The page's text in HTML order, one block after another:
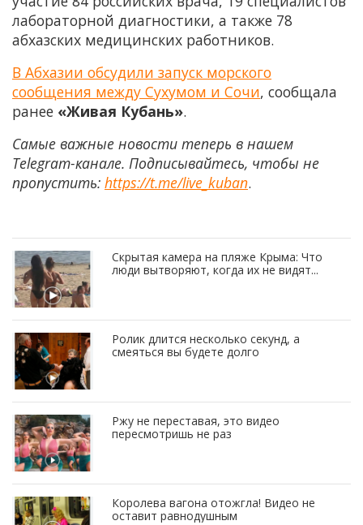
лабораторной диагностики, а также 78
абхазских медицинских работников.
В Абхазии обсудили запуск морского
сообщения между Сухумом и Сочи, сообщала
ранее «Живая Кубань».
Самые важные новости теперь в нашем
Telegram-канале. Подписывайтесь, чтобы не
пропустить: https://t.me/live_kuban.
Скрытая камера на пляже Крыма: Что
люди вытворяют, когда их не видят...
Ролик длится несколько секунд, а
смеяться вы будете долго
Ржу не переставая, это видео
пересмотришь не раз
Королева вагона отожгла! Видео не
оставит равнодушным